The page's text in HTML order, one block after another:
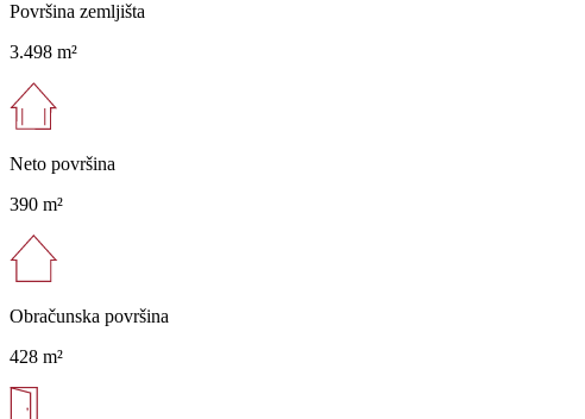
Površina zemljišta
3.498 m²
Neto površina
390 m²
Obračunska površina
428 m²